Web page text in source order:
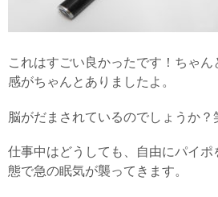
これはすごい良かったです！ちゃん
感がちゃんとありましたよ。
脳がだまされているのでしょうか？
仕事中はどうしても、自由にパイポ
態で急の眠気が襲ってきます。